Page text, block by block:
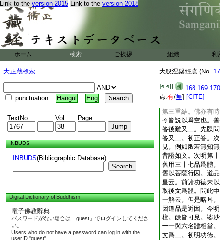
Link to the version 2015 Link to the version 2018
ホーム 検索 ご挨拶 組織 利
大正蔵検索
punctuation Hangul Eng
TextNo. Vol. Page
INBUDS
INBUDS(Bibliographic Database)
Search
Digital Dictionary of Buddhism
電子佛教辭典
パスワードがない場合は「guest」でログインしてくださ
い。
Users who do not have a password can log in with the
userID "guest".
大般涅槃經疏 (No.
168 169 170
点:有/無] [CITE]
釋非空作空。後廣
者於縁是有。又二
色性於其是有。若
空使空者。此法皆
又二。一不生貪相
問入初地時已能見
法有性。其義云何
十地是無生忍。唯
九地望佛寂滅則見
空。亦分有空。故
寂滅即空。赴縁異
第三重結。佛亦有
今皆説以爲空也。
答後難又二。先牒
答又二。初正答。
見。例如般若無知
昔證如文。次明第
舊用三十七品爲體
舊以菩薩行因。道
皇云。前諸功徳未
取後文爲體。問此
一解云。但是略耳
因道品是近因。今
檀。餘皆可見。婆
十一與六名體相當
文爲二。初明功徳